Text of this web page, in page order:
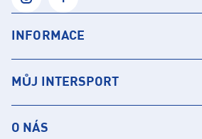
INFORMACE
MŮJ INTERSPORT
O NÁS